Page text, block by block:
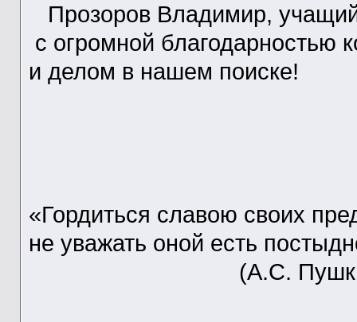
Прозоров Владимир,
с огромной благодарностью
и делом в нашем поиске!
«Гордиться славою своих
не уважать оной есть
(А.С.